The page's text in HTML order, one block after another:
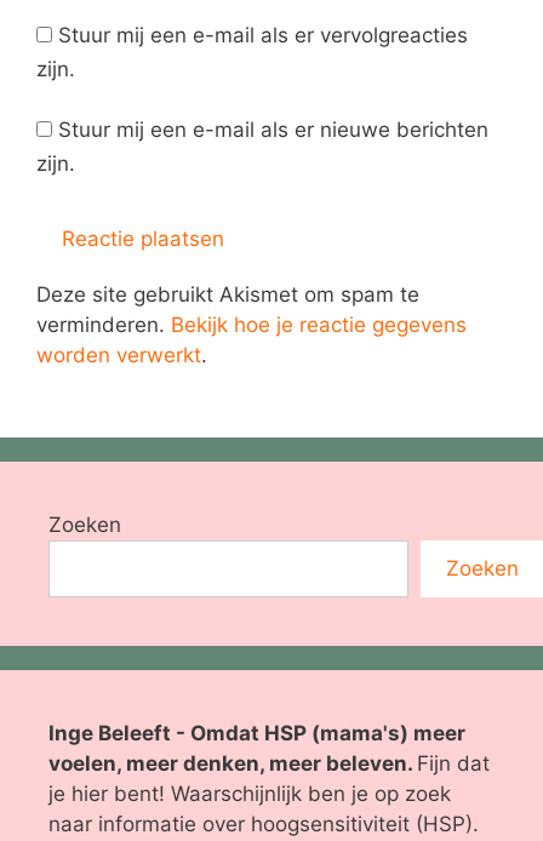
Stuur mij een e-mail als er vervolgreacties
zijn.
Stuur mij een e-mail als er nieuwe berichten
zijn.
Deze site gebruikt Akismet om spam te
verminderen. Bekijk hoe je reactie gegevens
worden verwerkt.
Zoeken
Zoeken
Inge Beleeft - Omdat HSP (mama's) meer
voelen, meer denken, meer beleven. Fijn dat
je hier bent! Waarschijnlijk ben je op zoek
naar informatie over hoogsensitiviteit (HSP).